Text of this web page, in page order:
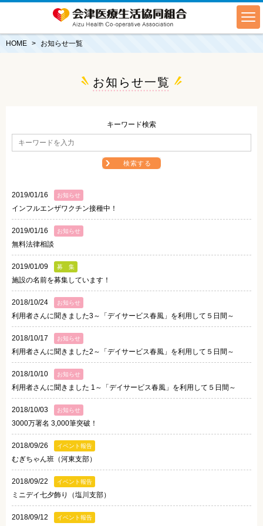
HOME お知らせ一覧
お知らせ一覧
キーワード検索
検索する
2019/01/16 お知らせ
インフルエンザワクチン接種中！
2019/01/16 お知らせ
無料法律相談
2019/01/09 募 集
施設の名前を募集しています！
2018/10/24 お知らせ
利用者さんに聞きました3～「デイサービス春風」を利用して５日間～
2018/10/17 お知らせ
利用者さんに聞きました2～「デイサービス春風」を利用して５日間～
2018/10/10 お知らせ
利用者さんに聞きました 1～「デイサービス春風」を利用して５日間～
2018/10/03 お知らせ
3000万署名 3,000筆突破！
2018/09/26 イベント報告
むぎちゃん班（河東支部）
2018/09/22 イベント報告
ミニデイ七夕飾り（塩川支部）
2018/09/12 イベント報告